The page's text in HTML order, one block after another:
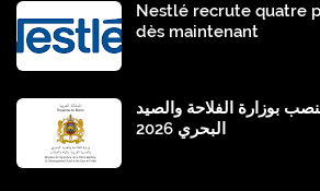
Nestlé recrute quatre
dès maintenant
توظيف 70 منصب بوزارة الفلاحة والصيد
البحري 2026